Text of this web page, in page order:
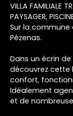
VILLA FAMILIALE
PAYSAGER,
Sur la commune
Pézenas.
Dans un écrin
découvrez cette
confort,
Idéalement
et de